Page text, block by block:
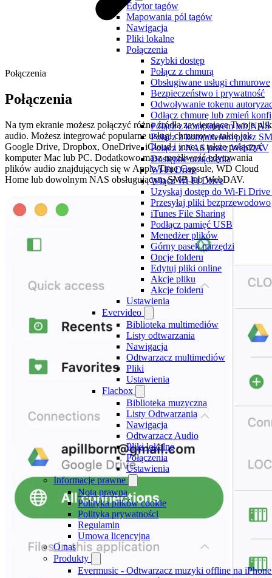
Edytor tagów
Mapowania pól tagów
Nawigacja
Pliki lokalne
Połączenia
Szybki dostęp
Połącz z chmurą
Obsługiwane usługi chmurowe
Bezpieczeństwo i prywatność
Odwoływanie tokenu
Odłącz chmurę lub zmień
Połącz z komputerem lub NAS
Połącz z komputerem przez
Połącz z NAS przez WebDAV
Dostępne urządzenia
Wi-Fi Drive
Włącz Wi-Fi Drive
Uzyskaj dostęp do Wi-Fi Drive
Przesyłaj pliki bezprzewodowo
iTunes File Sharing
Podłącz pamięć USB
Menedżer plików
Górny pasek narzędzi
Opcje folderu
Edytuj pliki online
Akcje pliku
Akcje folderu
Ustawienia
Evervideo
Biblioteka multimediów
Listy odtwarzania
Nawigacja
Odtwarzacz multimediów
Pliki
Ustawienia
Flacbox
Biblioteka muzyczna
Listy Odtwarzania
Nawigacja
Odtwarzacz Audio
Pliki lokalne
Połączenia
Ustawienia
Informacje prawne
Nota prawna
Polityka plików cookie
Polityka prywatności
Regulamin
Umowa licencyjna
O nas
Produkty
Evermusic - Odtwarzacz muzyki offline na
Połączenia
Połączenia
Na tym ekranie możesz połączyć różne źródła zawierające Twoje
audio. Możesz integrować popularne usługi chmurowe, takie jak
Google Drive, Dropbox, OneDrive, iCloud i inne, a także połączyć
komputer Mac lub PC. Dodatkowo masz możliwość edytowania
plików audio znajdujących się w Apple Time Capsule, WD Cloud
Home lub dowolnym NAS obsługującym SMB lub WebDAV.